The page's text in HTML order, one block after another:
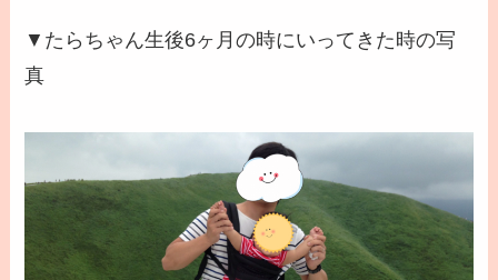
▼たらちゃん生後6ヶ月の時にいってきた時の写
真